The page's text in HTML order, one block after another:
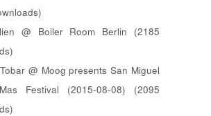
@ Boiler Room Berlin (2185
@ Moog presents San Miguel
Festival (2015-08-08) (2095